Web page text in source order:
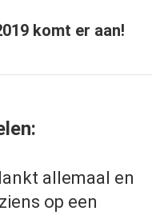
komt er aan!
allemaal en
op een